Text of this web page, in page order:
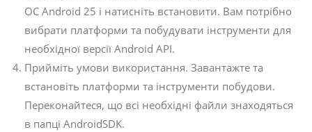
ОС Android 25 і натисніть встановити. Вам потрібно
вибрати платформи та побудувати інструменти для
необхідної версії Android API.
Прийміть умови використання. Завантажте та
встановіть платформи та інструменти побудови.
Переконайтеся, що всі необхідні файли знаходяться
в папці AndroidSDK.